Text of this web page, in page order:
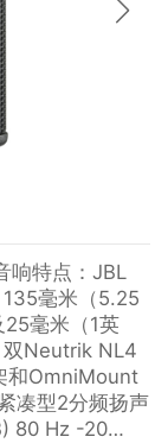
响特点：JBL
毫米（5.25
毫米（1英
双Neutrik NL4
和OmniMount
型2分频扬声
80 Hz -20